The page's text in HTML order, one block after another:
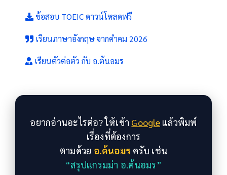
ข้อสอบ TOEIC ดาวน์โหลดฟรี
เรียนภาษาอังกฤษ จากคำคม 2026
เรียนตัวต่อตัว กับ อ.ต้นอมร
อยากอ่านอะไรต่อ? ให้เข้า Googleแล้วพิมพ์
เรื่องที่ต้องการ
ตามด้วย อ.ต้นอมร ครับ เช่น
“สรุปแกรมม่า อ.ต้นอมร”